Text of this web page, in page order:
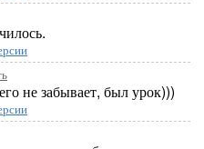
не забывает, был урок)))